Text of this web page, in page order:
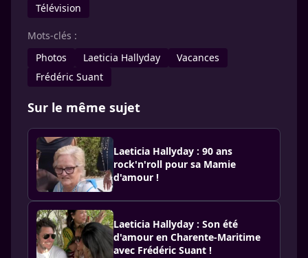
Télévision
Mots-clés :
Photos
Laeticia Hallyday
Vacances
Frédéric Suant
Sur le même sujet
Laeticia Hallyday : 90 ans
rock'n'roll pour sa Mamie
d'amour !
Laeticia Hallyday : Son été
d'amour en Charente-Maritime
avec Frédéric Suant !